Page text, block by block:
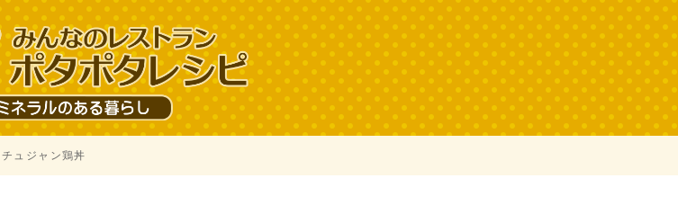
ュジャン鶏丼